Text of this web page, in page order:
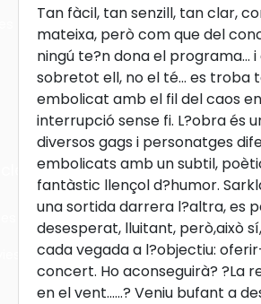
Tan fàcil, tan senzill, tan clar,
mateixa, però com que del
ningú te?n dona el programa... i
sobretot ell, no el té... es troba
embolicat amb el fil del caos
interrupció sense fi. L?obra és
diversos gags i personatges
embolicats amb un subtil,
fantàstic llençol d?humor.
una sortida darrera l?altra, es
desesperat, lluitant, però,això
cada vegada a l?objectiu:
concert. Ho aconseguirà? ?La
en el vent......? Veniu bufant a